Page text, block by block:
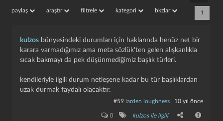
paylaş araştır filtrele kategori bkzlar 1
kulzos bünyesindeki durumları için haklarında henüz net bir
karara varmadığımız ama meta sözlük'ten gelen alışkanlıkla
sıcak bakmayı da pek düşünmediğimiz başlık türleri.
kendileriyle ilgili durum netleşene kadar bu tür başlıklardan
uzak durmak faydalı olacaktır.
#59 larden loughness 10 yıl önce
0 kulzos ile ilgili